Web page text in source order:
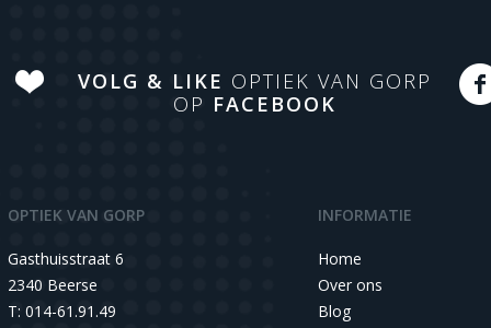
VOLG & LIKE OPTIEK VAN GORP
OP FACEBOOK
OPTIEK VAN GORP
Gasthuisstraat 6
2340 Beerse
T: 014-61.91.49
INFORMATIE
Home
Over ons
Blog